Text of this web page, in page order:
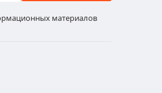
материалов